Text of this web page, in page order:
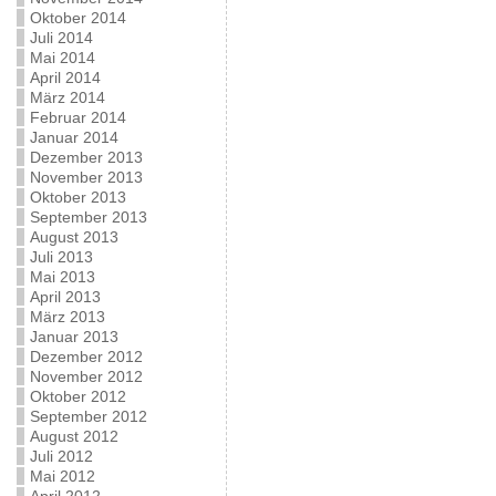
Oktober 2014
Juli 2014
Mai 2014
April 2014
März 2014
Februar 2014
Januar 2014
Dezember 2013
November 2013
Oktober 2013
September 2013
August 2013
Juli 2013
Mai 2013
April 2013
März 2013
Januar 2013
Dezember 2012
November 2012
Oktober 2012
September 2012
August 2012
Juli 2012
Mai 2012